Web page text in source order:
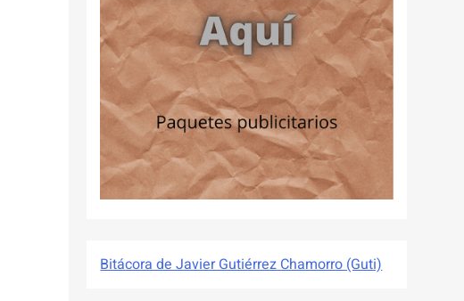
Bitácora de Javier Gutiérrez Chamorro (Guti)